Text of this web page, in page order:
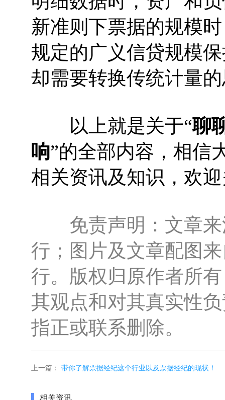
新准则下票据的规模
规定的广义信贷规模
却需要转换传统计量
以上就是关于“聊
响”的全部内容，相信
相关资讯及知识，欢
免责声明：文章来
行；图片及文章配图
行。版权归原作者所
其观点和对其真实性
指正或联系删除。
上一篇： 带你了解票据经纪这个行业以及票据经纪的现状！
相关资讯